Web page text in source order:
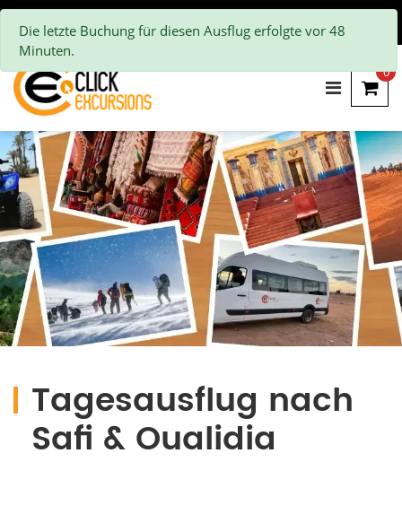
0
Tagesausflug nach
Safi & Oualidia
Die letzte Buchung für diesen Ausflug erfolgte vor 48
Minuten.